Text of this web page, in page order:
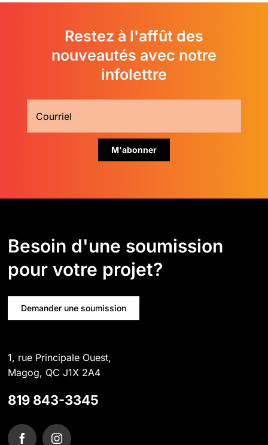
Restez à l'affût des
nouveautés avec notre
infolettre
Besoin d'une soumission
pour votre projet?
Demander une soumission
1, rue Principale Ouest,
Magog, QC J1X 2A4
819 843-3345